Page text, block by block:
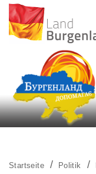
Zum Inhalt
Zum Menü
Zur Suche
Startseite Politik